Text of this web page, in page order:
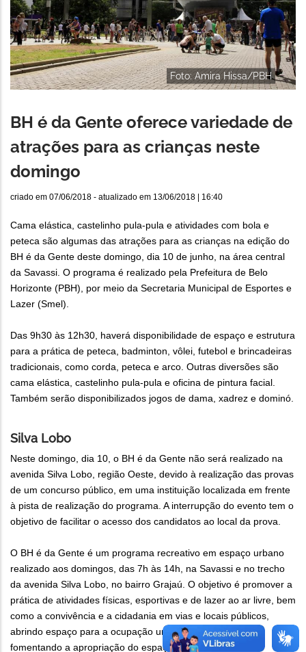
Foto: Amira Hissa/PBH
BH é da Gente oferece variedade de
atrações para as crianças neste
domingo
criado em 07/06/2018 - atualizado em 13/06/2018 | 16:40
Cama elástica, castelinho pula-pula e atividades com bola e
peteca são algumas das atrações para as crianças na edição do
BH é da Gente deste domingo, dia 10 de junho, na área central
da Savassi. O programa é realizado pela Prefeitura de Belo
Horizonte (PBH), por meio da Secretaria Municipal de Esportes e
Lazer (Smel).
Das 9h30 às 12h30, haverá disponibilidade de espaço e estrutura
para a prática de peteca, badminton, vôlei, futebol e brincadeiras
tradicionais, como corda, peteca e arco. Outras diversões são
cama elástica, castelinho pula-pula e oficina de pintura facial.
Também serão disponibilizados jogos de dama, xadrez e dominó.
Silva Lobo
Neste domingo, dia 10, o BH é da Gente não será realizado na
avenida Silva Lobo, região Oeste, devido à realização das provas
de um concurso público, em uma instituição localizada em frente
à pista de realização do programa. A interrupção do evento tem o
objetivo de facilitar o acesso dos candidatos ao local da prova.
O BH é da Gente é um programa recreativo em espaço urbano
realizado aos domingos, das 7h às 14h, na Savassi e no trecho
da avenida Silva Lobo, no bairro Grajaú. O objetivo é promover a
prática de atividades físicas, esportivas e de lazer ao ar livre, bem
como a convivência e a cidadania em vias e locais públicos,
abrindo espaço para a ocupação urbana pela população e
fomentando a apropriação do espaço público.